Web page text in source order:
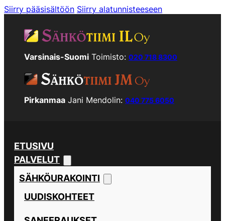
Siirry pääsisältöön Siirry alatunnisteeseen
Varsinais-Suomi Toimisto: 020 718 8300
Pirkanmaa Jani Mendolin: 040 775 6050
ETUSIVU
PALVELUT
SÄHKÖURAKOINTI
UUDISKOHTEET